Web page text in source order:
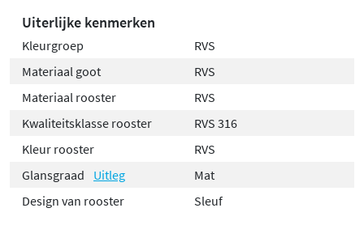
Uiterlijke kenmerken
Kleurgroep
RVS
Materiaal goot
RVS
Materiaal rooster
RVS
Kwaliteitsklasse rooster
RVS 316
Kleur rooster
RVS
Glansgraad
Uitleg
Mat
Design van rooster
Sleuf